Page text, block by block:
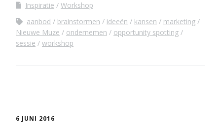
Inspiratie
Workshop
aanbod
brainstormen ideeën kansen
marketing
Nieuwe Muze
ondernemen
opportunity spotting
sessie
workshop
6 JUNI 2016